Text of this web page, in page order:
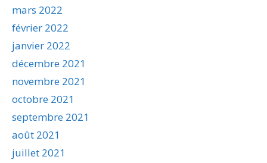
mars 2022
février 2022
janvier 2022
décembre 2021
novembre 2021
octobre 2021
septembre 2021
août 2021
juillet 2021